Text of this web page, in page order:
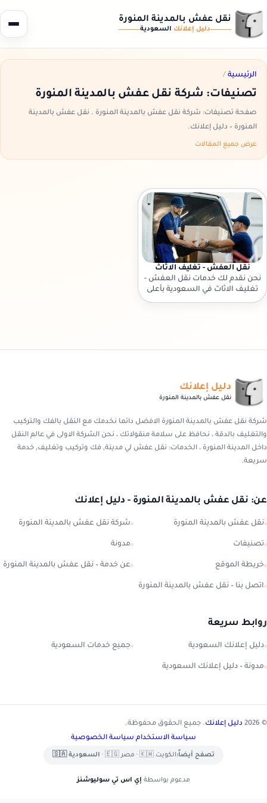
نقل عفش بالمدينة المنورة
دليل إعلانك السعودية
الرئيسية /
تصنيفات: شركة نقل عفش بالمدينة المنورة
صفحة تصنيفات: شركة نقل عفش بالمدينة المنورة . نقل عفش بالمدينة
المنورة – دليل إعلانك.
عرض جميع المقالات
نقل العفش - تغليف الاثاث
نحن نقدم لك خدمات نقل العفش -
تغليف الاثاث في السعودية بأعلى
معايير الجودة والاحترافية. تواصل
دليل إعلانك
نقل عفش بالمدينة المنورة
شركة نقل عفش بالمدينة المنورة الافضل دائما نخدمك مع النقل بالفك والتركيب
والتغليف بالدقة ، نحافظ على سلامة منقولاتك ، نحن الشركة الاولى في عالم النقل
داخل المدينة المنورة ، الخدمات: نقل عفش لي مدينة, فك وتركيب وتغليف, خدمة
سريعة.
عن: نقل عفش بالمدينة المنورة - دليل إعلانك
نقل عفش بالمدينة المنورة شركة نقل عفش بالمدينة المنورة
تصنيفات مدونة
خريطة الموقع عن خدمة – نقل عفش بالمدينة المنورة
اتصل بنا – نقل عفش بالمدينة المنورة
روابط سريعة
دليل إعلانك السعودية جميع خدمات السعودية
مدونة – دليل إعلانك السعودية
© 2026 دليل إعلانك. جميع الحقوق محفوظة.
سياسة الاستخدام سياسة الخصوصية
تصفح أيضاً:الكويت 🇰🇼 • مصر 🇪🇬 • السعودية 🇸🇦
مدعوم بواسطة إي اس تي سوليوشنز